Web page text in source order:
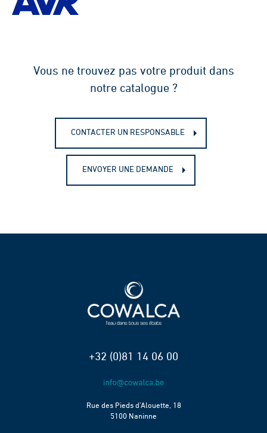
Vous ne trouvez pas votre produit dans
notre catalogue ?
CONTACTER UN RESPONSABLE
ENVOYER UNE DEMANDE
+32 (0)81 14 06 00
Rue des Pieds d’Alouette, 18
5100 Naninne